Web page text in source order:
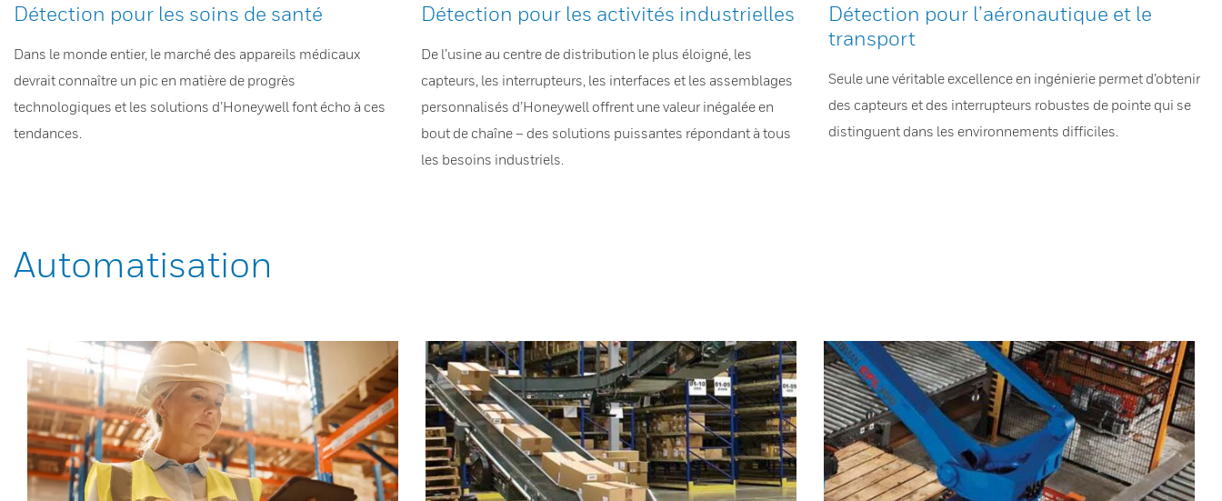
Détection pour les soins de santé
Dans le monde entier, le marché des appareils médicaux
devrait connaître un pic en matière de progrès
technologiques et les solutions d’Honeywell font écho à ces
tendances.
Détection pour les activités industrielles
De l’usine au centre de distribution le plus éloigné, les
capteurs, les interrupteurs, les interfaces et les assemblages
personnalisés d’Honeywell offrent une valeur inégalée en
bout de chaîne – des solutions puissantes répondant à tous
les besoins industriels.
Détection pour l’aéronautique et le
transport
Seule une véritable excellence en ingénierie permet d’obtenir
des capteurs et des interrupteurs robustes de pointe qui se
distinguent dans les environnements difficiles.
Automatisation